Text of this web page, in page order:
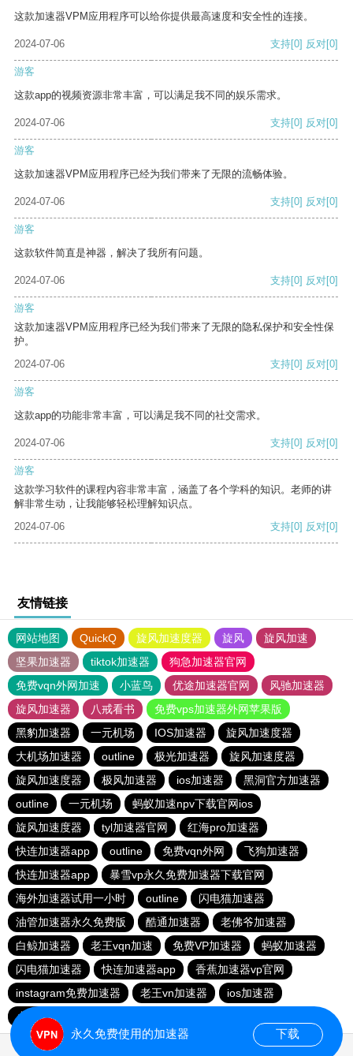
这款加速器VPM应用程序可以给你提供最高速度和安全性的连接。
2024-07-06 支持[0] 反对[0]
游客
这款app的视频资源非常丰富，可以满足我不同的娱乐需求。
2024-07-06 支持[0] 反对[0]
游客
这款加速器VPM应用程序已经为我们带来了无限的流畅体验。
2024-07-06 支持[0] 反对[0]
游客
这款软件简直是神器，解决了我所有问题。
2024-07-06 支持[0] 反对[0]
游客
这款加速器VPM应用程序已经为我们带来了无限的隐私保护和安全性保
护。
2024-07-06
支持[0] 反对[0]
游客
这款app的功能非常丰富，可以满足我不同的社交需求。
2024-07-06 支持[0] 反对[0]
游客
这款学习软件的课程内容非常丰富，涵盖了各个学科的知识。老师的讲
解非常生动，让我能够轻松理解知识点。
2024-07-06
支持[0] 反对[0]
友情链接
网站地图 QuickQ 旋风加速度器 旋风
旋风加速
坚果加速器
tiktok加速器
狗急加速器官网
免费vqn外网加速
小蓝鸟 优途加速器官网
风驰加速器
旋风加速器
八戒看书
免费vps加速器外网苹果版
黑豹加速器
一元机场 IOS加速器
旋风加速度器
大机场加速器
outline 极光加速器
旋风加速度器
旋风加速度器
极风加速器 ios加速器
黑洞官方加速器
outline
一元机场
蚂蚁加速npv下载官网ios
旋风加速度器
tyl加速器官网
红海pro加速器
快连加速器app
outline 免费vqn外网
飞狗加速器
快连加速器app
暴雪vp永久免费加速器下载官网
海外加速器试用一小时
outline
闪电猫加速器
油管加速器永久免费版
酷通加速器
老佛爷加速器
白鲸加速器
老王vqn加速 免费VP加速器
蚂蚁加速器
闪电猫加速器
快连加速器app
香蕉加速器vp官网
instagram免费加速器
老王vn加速器
ios加速器
小猫咪ciash加速器
永久免费使用的加速器 下载